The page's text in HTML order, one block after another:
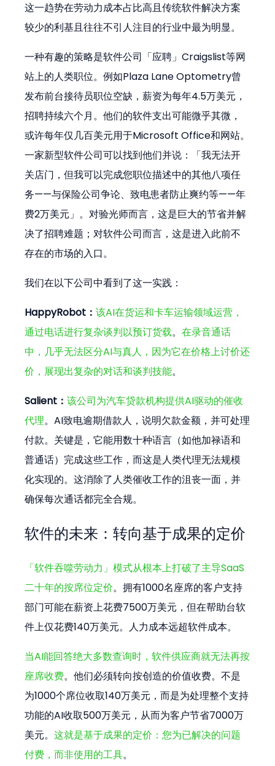
这一趋势在劳动力成本占比高且传统软件解决方案
较少的利基且往往不引人注目的行业中最为明显。
一种有趣的策略是软件公司「应聘」Craigslist等网
站上的人类职位。例如Plaza Lane Optometry曾
发布前台接待员职位空缺，薪资为每年4.5万美元，
招聘持续六个月。他们的软件支出可能微乎其微，
或许每年仅几百美元用于Microsoft Office和网站。
一家新型软件公司可以找到他们并说：「我无法开
关店门，但我可以完成您职位描述中的其他八项任
务——与保险公司争论、致电患者防止爽约等——年
费2万美元」。对验光师而言，这是巨大的节省并解
决了招聘难题；对软件公司而言，这是进入此前不
存在的市场的入口。
我们在以下公司中看到了这一实践：
HappyRobot：该AI在货运和卡车运输领域运营，
通过电话进行复杂谈判以预订货载。在录音通话
中，几乎无法区分AI与真人，因为它在价格上讨价还
价，展现出复杂的对话和谈判技能。
Salient：该公司为汽车贷款机构提供AI驱动的催收
代理。AI致电逾期借款人，说明欠款金额，并可处理
付款。关键是，它能用数十种语言（如他加禄语和
普通话）完成这些工作，而这是人类代理无法规模
化实现的。这消除了人类催收工作的沮丧一面，并
确保每次通话都完全合规。
软件的未来：转向基于成果的定价
「软件吞噬劳动力」模式从根本上打破了主导SaaS
二十年的按席位定价。拥有1000名座席的客户支持
部门可能在薪资上花费7500万美元，但在帮助台软
件上仅花费140万美元。人力成本远超软件成本。
当AI能回答绝大多数查询时，软件供应商就无法再按
座席收费。他们必须转向按创造的价值收费。不是
为1000个席位收取140万美元，而是为处理整个支持
功能的AI收取500万美元，从而为客户节省7000万
美元。这就是基于成果的定价：您为已解决的问题
付费，而非使用的工具。